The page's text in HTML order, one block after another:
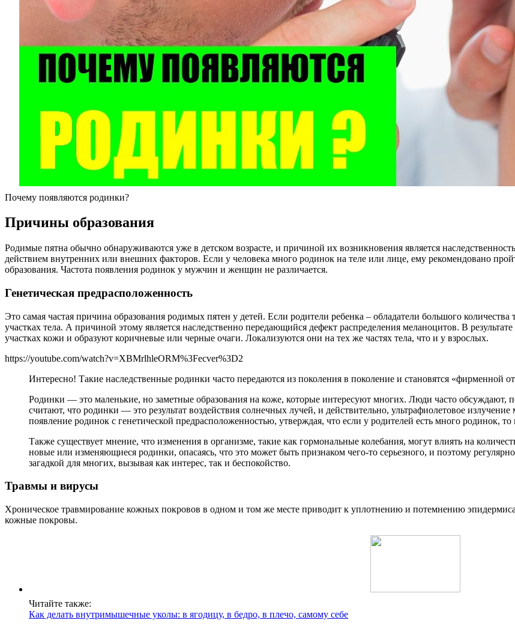
Почему появляются родинки?
Причины образования
Родимые пятна обычно обнаруживаются уже в детском возрасте, и причиной их возникновения является
действием внутренних или внешних факторов. Если у человека много родинок на теле или лице, ему рекомендовано
образования. Частота появления родинок у мужчин и женщин не различается.
Генетическая предрасположенность
Это самая частая причина образования родимых пятен у детей. Если родители ребенка – обладатели большого
участках тела. А причиной этому является наследственно передающийся дефект распределения меланоцитов. В
участках кожи и образуют коричневые или черные очаги. Локализуются они на тех же частях тела, что и у взрослых.
https://youtube.com/watch?v=XBMrlhleORM%3Fecver%3D2
Интересно! Такие наследственные родинки часто передаются из поколения в поколение и становятся «фирменной
Родинки — это маленькие, но заметные образования на коже, которые интересуют многих. Люди часто обсуждают,
считают, что родинки — это результат воздействия солнечных лучей, и действительно, ультрафиолетовое
появление родинок с генетической предрасположенностью, утверждая, что если у родителей есть много родинок, то
Также существует мнение, что изменения в организме, такие как гормональные колебания, могут влиять на
новые или изменяющиеся родинки, опасаясь, что это может быть признаком чего-то серьезного, и поэтому
загадкой для многих, вызывая как интерес, так и беспокойство.
Травмы и вирусы
Хроническое травмирование кожных покровов в одном и том же месте приводит к уплотнению и потемнению
кожные покровы.
Читайте также:
Как делать внутримышечные уколы: в ягодицу, в бедро, в плечо, самому себе